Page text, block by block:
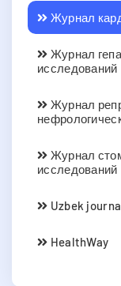
Журнал
Журнал
исследований
Журнал
Журнал
исследований
Uzbek
HealthWay